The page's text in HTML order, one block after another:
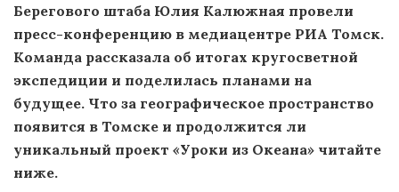
Берегового штаба Юлия Калюжная провели
пресс-конференцию в медиацентре РИА Томск.
Команда рассказала об итогах кругосветной
экспедиции и поделилась планами на
будущее. Что за географическое пространство
появится в Томске и продолжится ли
уникальный проект «Уроки из Океана» читайте
ниже.